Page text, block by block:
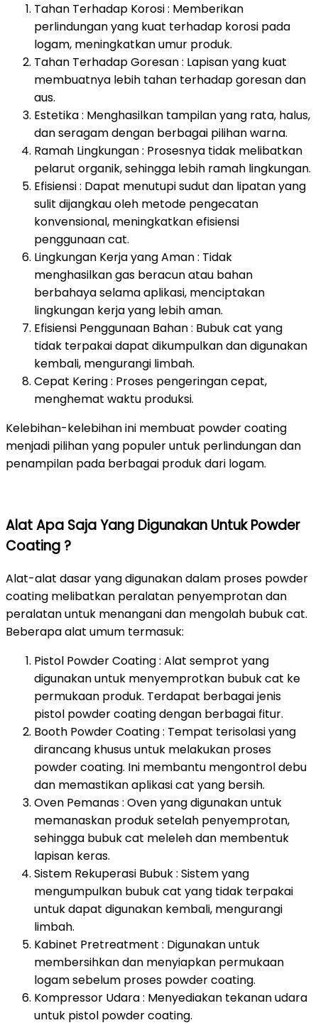
Tahan Terhadap Korosi : Memberikan
perlindungan yang kuat terhadap korosi pada
logam, meningkatkan umur produk.
Tahan Terhadap Goresan : Lapisan yang kuat
membuatnya lebih tahan terhadap goresan dan
aus.
Estetika : Menghasilkan tampilan yang rata, halus,
dan seragam dengan berbagai pilihan warna.
Ramah Lingkungan : Prosesnya tidak melibatkan
pelarut organik, sehingga lebih ramah lingkungan.
Efisiensi : Dapat menutupi sudut dan lipatan yang
sulit dijangkau oleh metode pengecatan
konvensional, meningkatkan efisiensi
penggunaan cat.
Lingkungan Kerja yang Aman : Tidak
menghasilkan gas beracun atau bahan
berbahaya selama aplikasi, menciptakan
lingkungan kerja yang lebih aman.
Efisiensi Penggunaan Bahan : Bubuk cat yang
tidak terpakai dapat dikumpulkan dan digunakan
kembali, mengurangi limbah.
Cepat Kering : Proses pengeringan cepat,
menghemat waktu produksi.
Kelebihan-kelebihan ini membuat powder coating
menjadi pilihan yang populer untuk perlindungan dan
penampilan pada berbagai produk dari logam.
Alat Apa Saja Yang Digunakan Untuk Powder
Coating ?
Alat-alat dasar yang digunakan dalam proses powder
coating melibatkan peralatan penyemprotan dan
peralatan untuk menangani dan mengolah bubuk cat.
Beberapa alat umum termasuk:
Pistol Powder Coating : Alat semprot yang
digunakan untuk menyemprotkan bubuk cat ke
permukaan produk. Terdapat berbagai jenis
pistol powder coating dengan berbagai fitur.
Booth Powder Coating : Tempat terisolasi yang
dirancang khusus untuk melakukan proses
powder coating. Ini membantu mengontrol debu
dan memastikan aplikasi cat yang bersih.
Oven Pemanas : Oven yang digunakan untuk
memanaskan produk setelah penyemprotan,
sehingga bubuk cat meleleh dan membentuk
lapisan keras.
Sistem Rekuperasi Bubuk : Sistem yang
mengumpulkan bubuk cat yang tidak terpakai
untuk dapat digunakan kembali, mengurangi
limbah.
Kabinet Pretreatment : Digunakan untuk
membersihkan dan menyiapkan permukaan
logam sebelum proses powder coating.
Kompressor Udara : Menyediakan tekanan udara
untuk pistol powder coating.